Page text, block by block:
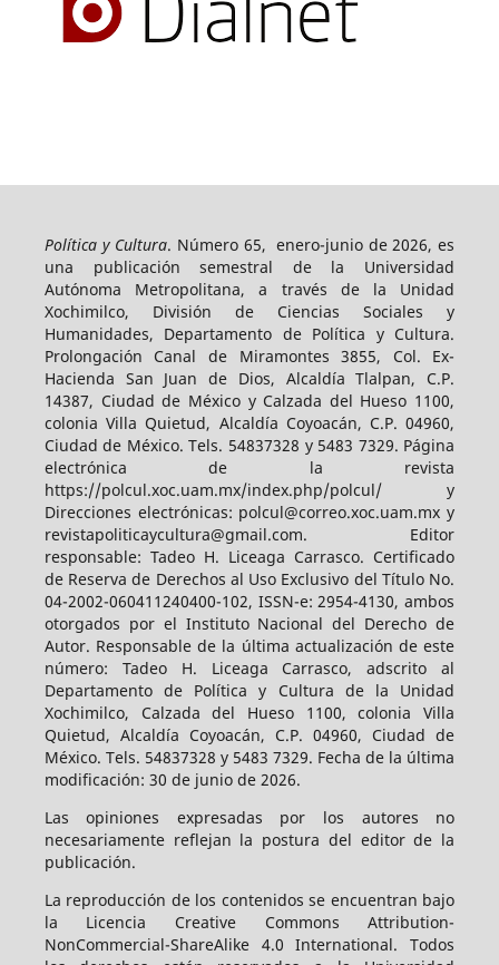
Política y Cultura. Número 65, enero-junio de 2026, es
una publicación semestral de la Universidad
Autónoma Metropolitana, a través de la Unidad
Xochimilco, División de Ciencias Sociales y
Humanidades, Departamento de Política y Cultura.
Prolongación Canal de Miramontes 3855, Col. Ex-
Hacienda San Juan de Dios, Alcaldía Tlalpan, C.P.
14387, Ciudad de México y Calzada del Hueso 1100,
colonia Villa Quietud, Alcaldía Coyoacán, C.P. 04960,
Ciudad de México. Tels. 54837328 y 5483 7329. Página
electrónica de la revista
https://polcul.xoc.uam.mx/index.php/polcul/ y
Direcciones electrónicas: polcul@correo.xoc.uam.mx y
revistapoliticaycultura@gmail.com. Editor
responsable: Tadeo H. Liceaga Carrasco. Certificado
de Reserva de Derechos al Uso Exclusivo del Título No.
04-2002-060411240400-102, ISSN-e: 2954-4130, ambos
otorgados por el Instituto Nacional del Derecho de
Autor. Responsable de la última actualización de este
número: Tadeo H. Liceaga Carrasco, adscrito al
Departamento de Política y Cultura de la Unidad
Xochimilco, Calzada del Hueso 1100, colonia Villa
Quietud, Alcaldía Coyoacán, C.P. 04960, Ciudad de
México. Tels. 54837328 y 5483 7329. Fecha de la última
modificación: 30 de junio de 2026.
Las opiniones expresadas por los autores no
necesariamente reflejan la postura del editor de la
publicación.
La reproducción de los contenidos se encuentran bajo
la Licencia Creative Commons Attribution-
NonCommercial-ShareAlike 4.0 International. Todos